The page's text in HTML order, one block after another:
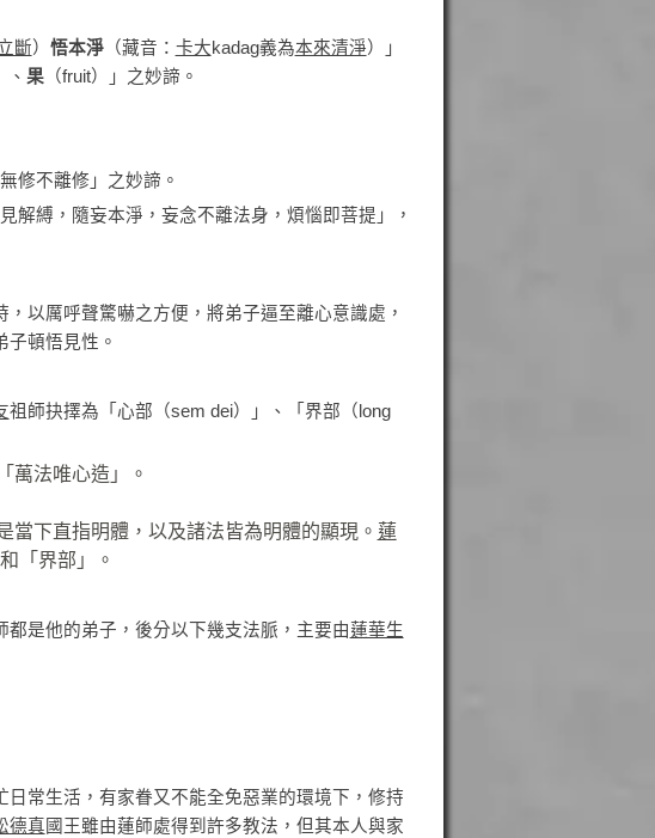
斷） 悟本淨（藏音： 卡大kadag義為本來清淨）」
、 果（fruit）」之妙諦。
修不離修」之妙諦。
解縛，隨妄本淨，妄念不離法身，煩惱即菩提」，
以厲呼聲驚嚇之方便，將弟子逼至離心意識處，
頓悟見性。
祖師抉擇為「心部（sem dei）」、「界部（long
萬法唯心造」。
當下直指明體，以及諸法皆為明體的顯現。 蓮
「界部」。
都是他的弟子，後分以下幾支法脈，主要由蓮華生
日常生活，有家眷又不能全免惡業的環境下，修持
德真 國王雖由蓮師處得到許多教法，但其本人與家